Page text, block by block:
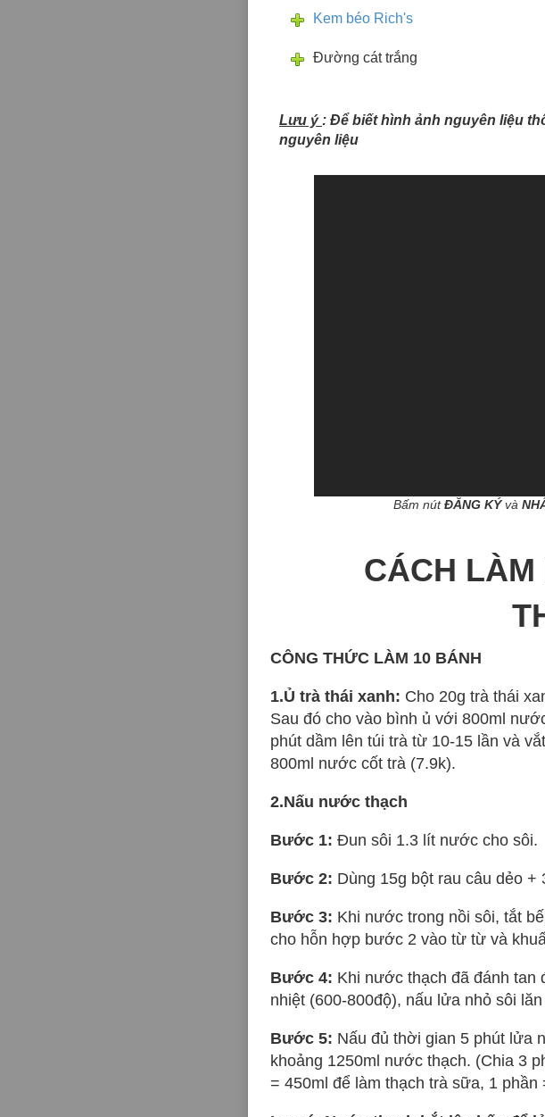
Kem béo Rich's
Đường cát trắng
Lưu ý : Để biết hình ảnh nguyên liệu
nguyên liệu
Bấm nútĐĂNG KÝvà
CÁCH LÀM
CÔNG THỨC LÀM 10 BÁNH
1.Ủ trà thái xanh: Cho 20g trà thái
Sau đó cho vào bình ủ với 800ml
phút dầm lên túi trà từ 10-15 lần và
800ml nước cốt trà (7.9k).
2.Nấu nước thạch
Bước 1: Đun sôi 1.3 lít nước cho sôi.
Bước 2: Dùng 15g bột rau câu dẻo
Bước 3: Khi nước trong nồi sôi, tắt
cho hỗn hợp bước 2 vào từ từ và
Bước 4: Khi nước thạch đã đánh tan
nhiệt (600-800độ), nấu lửa nhỏ sôi
Bước 5: Nấu đủ thời gian 5 phút lửa
khoảng 1250ml nước thạch. (Chia 3
= 450ml để làm thạch trà sữa, 1